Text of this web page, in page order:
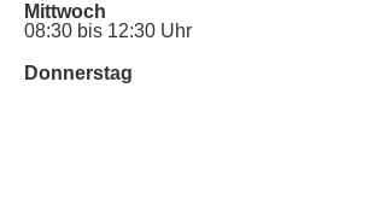
Mittwoch
08:30 bis 12:30 Uhr
Donnerstag